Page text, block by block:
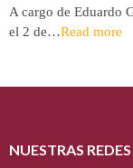
A cargo de Eduardo
el 2 de…Read more
NUESTRAS REDES